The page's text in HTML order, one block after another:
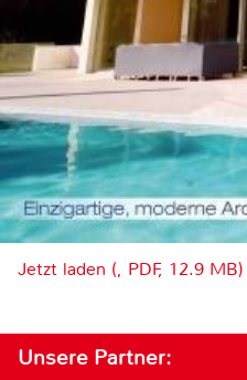
Jetzt laden (, PDF, 12.9 MB)
Unsere Partner: